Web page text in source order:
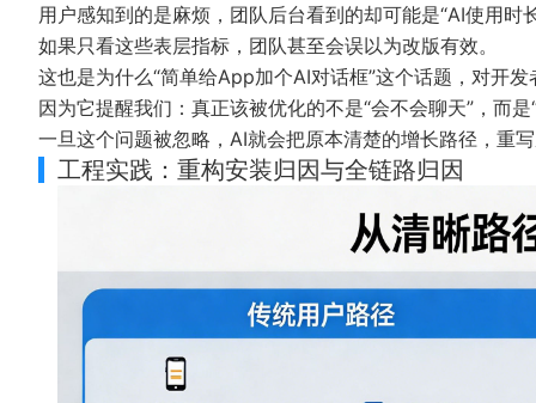
用户感知到的是麻烦，团队后台看到的却可能是“AI使用时
如果只看这些表层指标，团队甚至会误以为改版有效。
这也是为什么“简单给App加个AI对话框”这个话题，对开
因为它提醒我们：真正该被优化的不是“会不会聊天”，而
一旦这个问题被忽略，AI就会把原本清楚的增长路径，重
工程实践：重构安装归因与全链路归因